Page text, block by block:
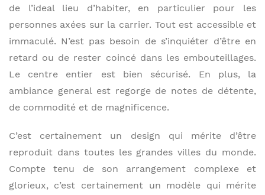
de l’ideal lieu d’habiter, en particulier pour les
personnes axées sur la carrier. Tout est accessible et
immaculé. N’est pas besoin de s’inquiéter d’être en
retard ou de rester coincé dans les embouteillages.
Le centre entier est bien sécurisé. En plus, la
ambiance general est regorge de notes de détente,
de commodité et de magnificence.
C’est certainement un design qui mérite d’être
reproduit dans toutes les grandes villes du monde.
Compte tenu de son arrangement complexe et
glorieux, c’est certainement un modèle qui mérite